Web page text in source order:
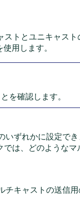
ストとユニキャスト
用します。
を確認します。
いずれかに設定でき
では、どのようなマ
チキャストの送信